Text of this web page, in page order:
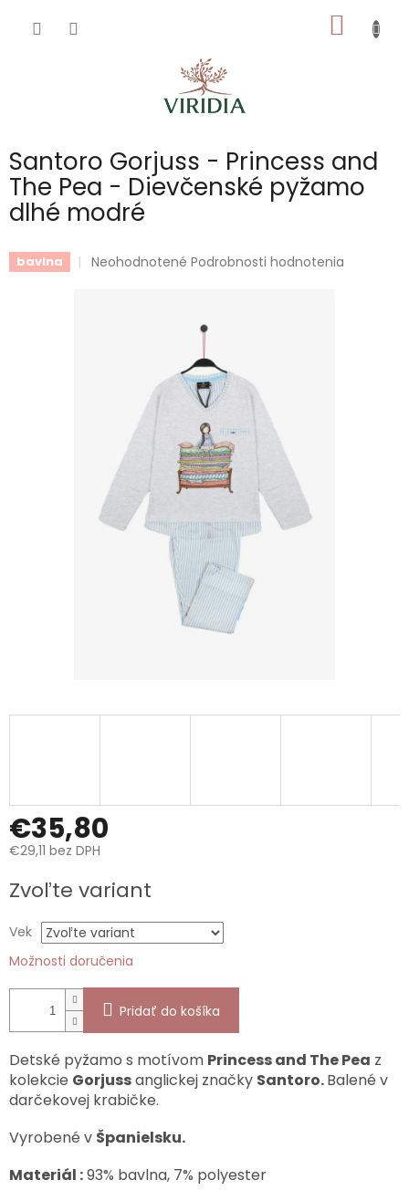
KOŠÍK
Santoro Gorjuss - Princess and
The Pea - Dievčenské pyžamo
dlhé modré
bavlna
Priemerné
hviezdičiek.
Neohodnotené Podrobnosti hodnotenia
€35,80
€29,11 bez DPH
cena:
Zvoľte variant
Vek
Možnosti doručenia
Pridať do košíka
Detské pyžamo s motívom Princess and The Pea z
kolekcie Gorjussanglickej značky Santoro.Balené v
darčekovej krabičke.
Vyrobené v Španielsku.
Materiál :93% bavlna, 7% polyester